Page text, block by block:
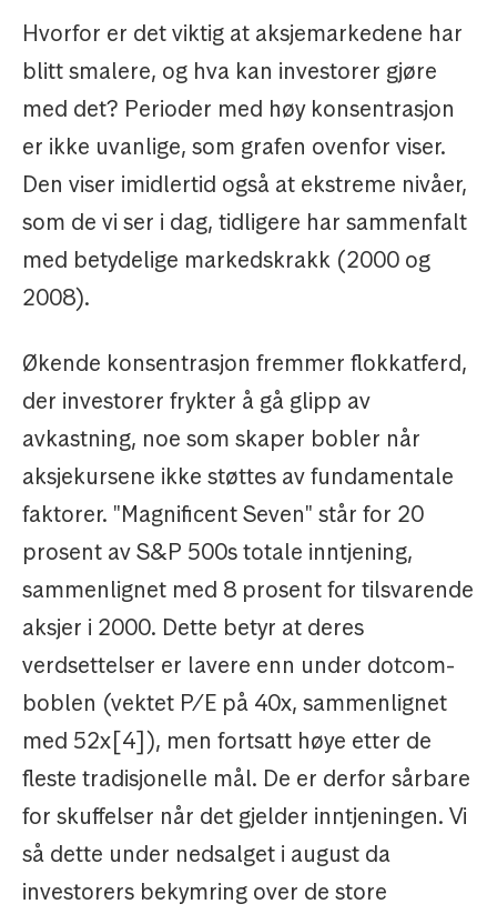
Hvorfor er det viktig at aksjemarkedene har
blitt smalere, og hva kan investorer gjøre
med det? Perioder med høy konsentrasjon
er ikke uvanlige, som grafen ovenfor viser.
Den viser imidlertid også at ekstreme nivåer,
som de vi ser i dag, tidligere har sammenfalt
med betydelige markedskrakk (2000 og
2008).
Økende konsentrasjon fremmer flokkatferd,
der investorer frykter å gå glipp av
avkastning, noe som skaper bobler når
aksjekursene ikke støttes av fundamentale
faktorer. "Magnificent Seven" står for 20
prosent av S&P 500s totale inntjening,
sammenlignet med 8 prosent for tilsvarende
aksjer i 2000. Dette betyr at deres
verdsettelser er lavere enn under dotcom-
boblen (vektet P/E på 40x, sammenlignet
med 52x[4]), men fortsatt høye etter de
fleste tradisjonelle mål. De er derfor sårbare
for skuffelser når det gjelder inntjeningen. Vi
så dette under nedsalget i august da
investorers bekymring over de store